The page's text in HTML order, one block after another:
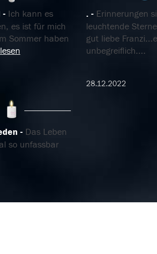
Ich kann es
es ist für mich
Sommer haben
.
Erinnerungen
leuchtende
gut liebe
unbegreiflich....
28.12.2022
Das Leben
so unfassbar